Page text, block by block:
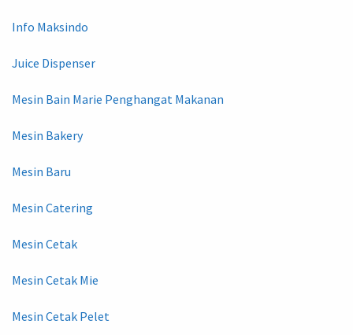
Info Maksindo
Juice Dispenser
Mesin Bain Marie Penghangat Makanan
Mesin Bakery
Mesin Baru
Mesin Catering
Mesin Cetak
Mesin Cetak Mie
Mesin Cetak Pelet